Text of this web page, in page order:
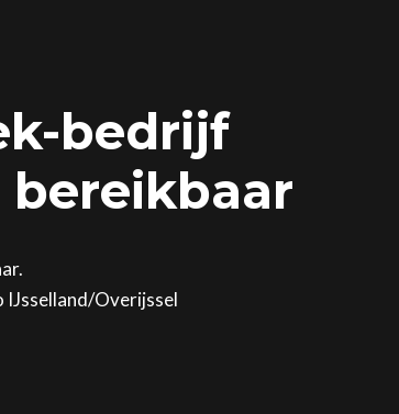
bedrijf
bereikbaar
IJsselland/Overijssel